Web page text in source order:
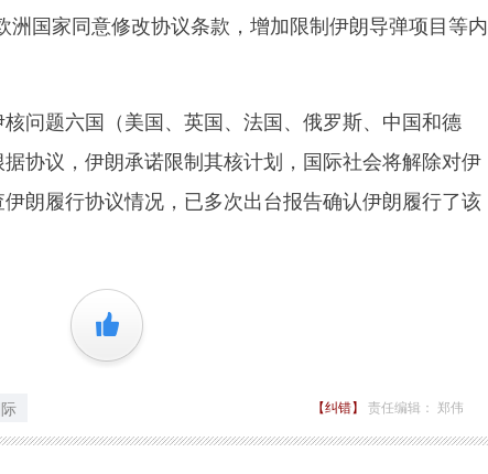
洲国家同意修改协议条款，增加限制伊朗导弹项目等内
题六国（美国、英国、法国、俄罗斯、中国和德
协议，伊朗承诺限制其核计划，国际社会将解除对伊
朗履行协议情况，已多次出台报告确认伊朗履行了该
+1
【纠错】 责任编辑： 郑伟